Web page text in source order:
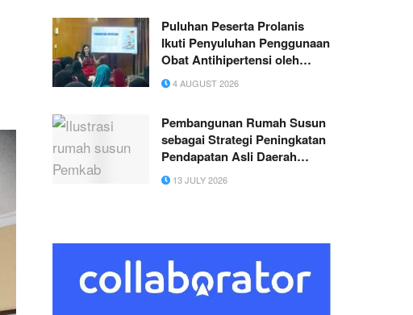
Puluhan Peserta Prolanis
Ikuti Penyuluhan Penggunaan
Obat Antihipertensi oleh
Mahasiswa KKN Profesi
Kesehatan Universitas
4 AUGUST 2026
Pembangunan Rumah Susun
sebagai Strategi Peningkatan
Pendapatan Asli Daerah
(PAD) Kabupaten Sarolangun
13 JULY 2026